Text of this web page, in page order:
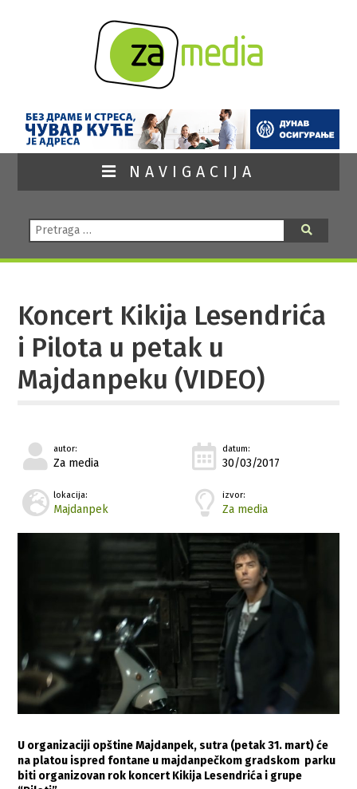
NAVIGACIJA
Pretraga:
Koncert Kikija Lesendrića
i Pilota u petak u
Majdanpeku (VIDEO)
autor:
Za media
datum:
30/03/2017
lokacija:
Majdanpek
izvor:
Za media
U organizaciji opštine Majdanpek, sutra (petak 31. mart) će
na platou ispred fontane u majdanpečkom gradskom parku
biti organizovan rok koncert Kikija Lesendrića i grupe